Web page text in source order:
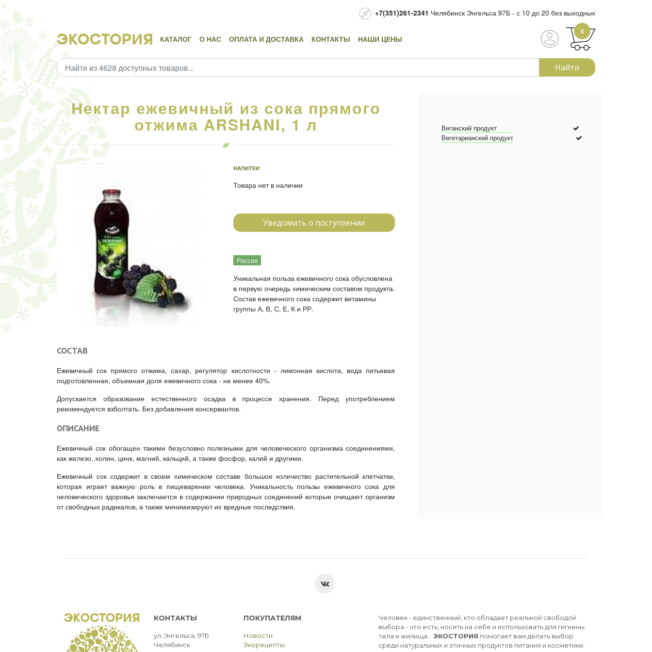
+7(351)261-2341 Челябинск Энгельса 97Б - с 10 до 20 без выходных
КАТАЛОГ О НАС ОПЛАТА И ДОСТАВКА КОНТАКТЫ НАШИ ЦЕНЫ
0
Найти
Нектар ежевичный из сока прямого
отжима ARSHANI, 1 л
НАПИТКИ
Товара нет в наличии
Уведомить о поступлении
Россия
Уникальная польза ежевичного сока обусловлена
в первую очередь химическим составом продукта.
Состав ежевичного сока содержит витамины
группы А, В, С, Е, К и РР.
СОСТАВ
Ежевичный сок прямого отжима, сахар, регулятор кислотности - лимонная кислота, вода питьевая
подготовленная, объемная доля ежевичного сока - не менее 40%.
Допускается образование естественного осадка в процессе хранения. Перед употреблением
рекомендуется взболтать. Без добавления консервантов.
ОПИСАНИЕ
Ежевичный сок обогащен такими безусловно полезными для человеческого организма соединениями,
как железо, холин, цинк, магний, кальций, а также фосфор, калий и другими.
Ежевичный сок содержит в своем химическом составе большое количество растительной клетчатки,
которая играет важную роль в пищеварении человека. Уникальность пользы ежевичного сока для
человеческого здоровья заключается в содержании природных соединений которые очищают организм
от свободных радикалов, а также минимизируют их вредные последствия.
Веганский продукт
Вегетарианский продукт
КОНТАКТЫ
ул. Энгельса, 97Б
Челябинск
ПОКУПАТЕЛЯМ
Новости
Экорецепты
Человек - единственный, кто обладает реальной свободой
выбора - что есть, носить на себе и использовать для гигиены
тела и жилища... ЭКОСТОРИЯ помогает вам делать выбор
среди натуральных и этичных продуктов питания и косметики.